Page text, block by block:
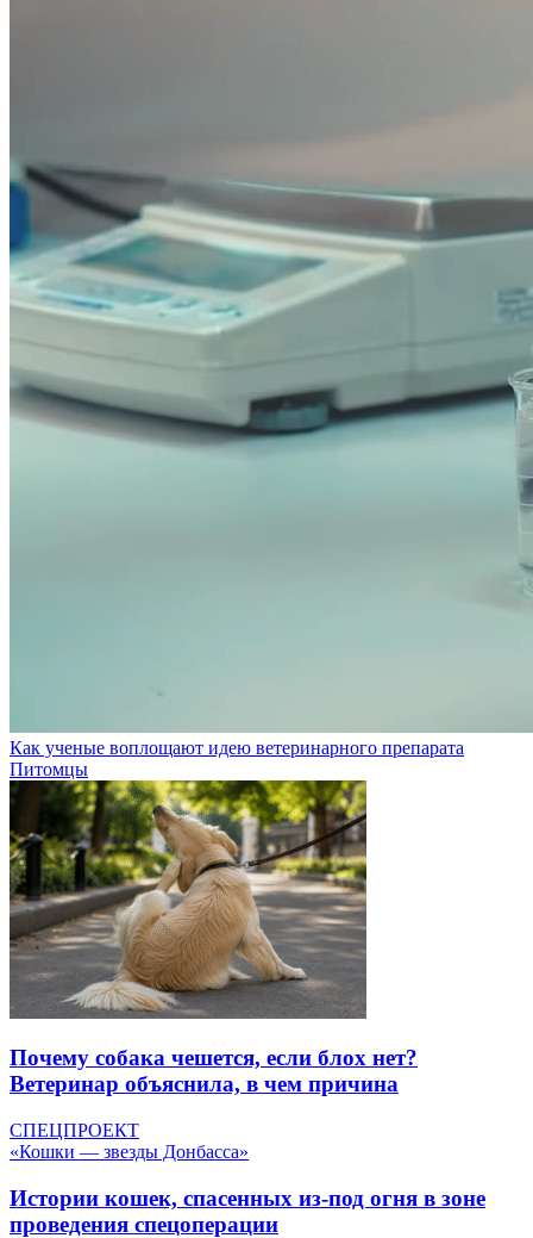
Как ученые воплощают идею ветеринарного препарата
Питомцы
Почему собака чешется, если блох нет?
Ветеринар объяснила, в чем причина
СПЕЦПРОЕКТ
«Кошки — звезды Донбасса»
Истории кошек, спасенных из-под огня в зоне
проведения спецоперации